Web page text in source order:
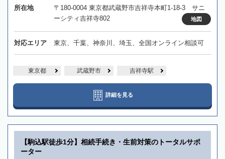
所在地
〒180-0004 東京都武蔵野市吉祥寺本町1-18-3 サニ
ーシティ吉祥寺802
地図
対応エリア 東京、千葉、神奈川、埼玉、全国オンライン相談可
東京都 武蔵野市 吉祥寺駅
詳細を見る
【駒込駅徒歩1分】相続手続き・生前対策のトータルサポ
ーター